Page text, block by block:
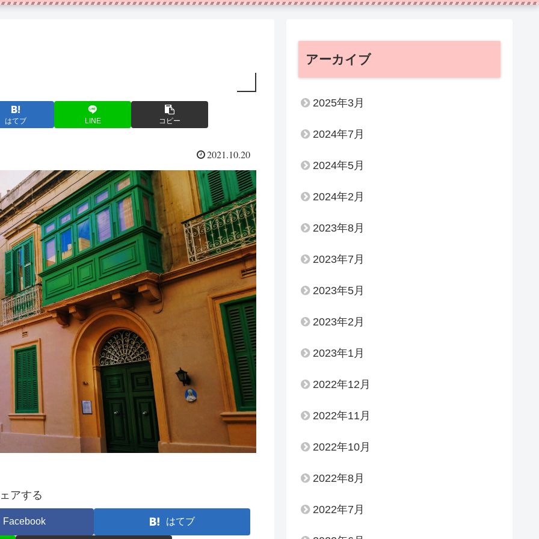
はてブ LINE コピー
2021.10.20
アする
Facebook はてブ
アーカイブ
2025年3月
2024年7月
2024年5月
2024年2月
2023年8月
2023年7月
2023年5月
2023年2月
2023年1月
2022年12月
2022年11月
2022年10月
2022年8月
2022年7月